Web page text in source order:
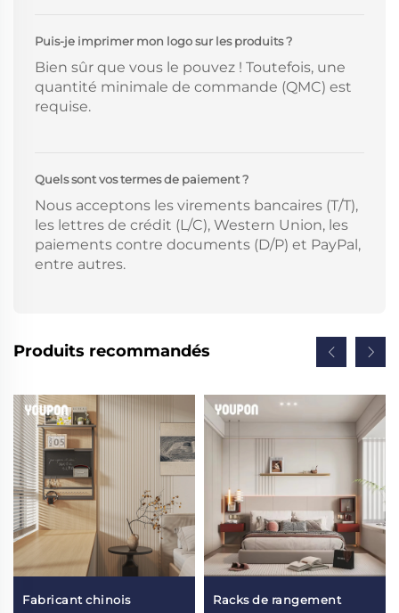
Puis-je imprimer mon logo sur les produits ?
Bien sûr que vous le pouvez ! Toutefois, une
quantité minimale de commande (QMC) est
requise.
Quels sont vos termes de paiement ?
Nous acceptons les virements bancaires (T/T),
les lettres de crédit (L/C), Western Union, les
paiements contre documents (D/P) et PayPal,
entre autres.
Produits recommandés
Fabricant chinois
Racks de rangement